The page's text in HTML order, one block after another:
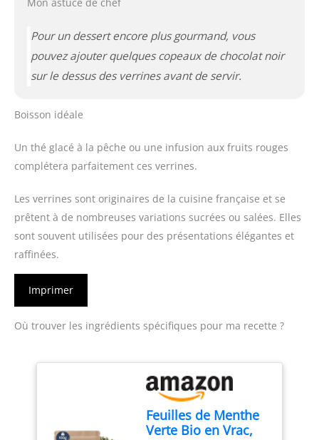
Mon astuce de chef
Pour un dessert encore plus gourmand, vous
pouvez ajouter quelques copeaux de chocolat noir
sur le dessus des verrines avant de servir.
Boisson idéale
Un thé glacé à la pêche ou une infusion aux fruits rouges
complétera parfaitement ces verrines.
Les verrines sont originaires de la cuisine française et se
prêtent à de nombreuses variations sucrées ou salées. Elles
sont souvent utilisées pour des présentations élégantes et
raffinées.
Imprimer
Où trouver les ingrédients spécifiques pour ma recette ?
Feuilles de Menthe
Verte Bio en Vrac,